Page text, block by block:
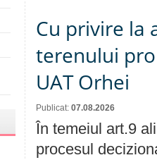
Cu privire la
terenului
UAT Orhei
Publicat: 07.08.2026
În temeiul art.9
procesul